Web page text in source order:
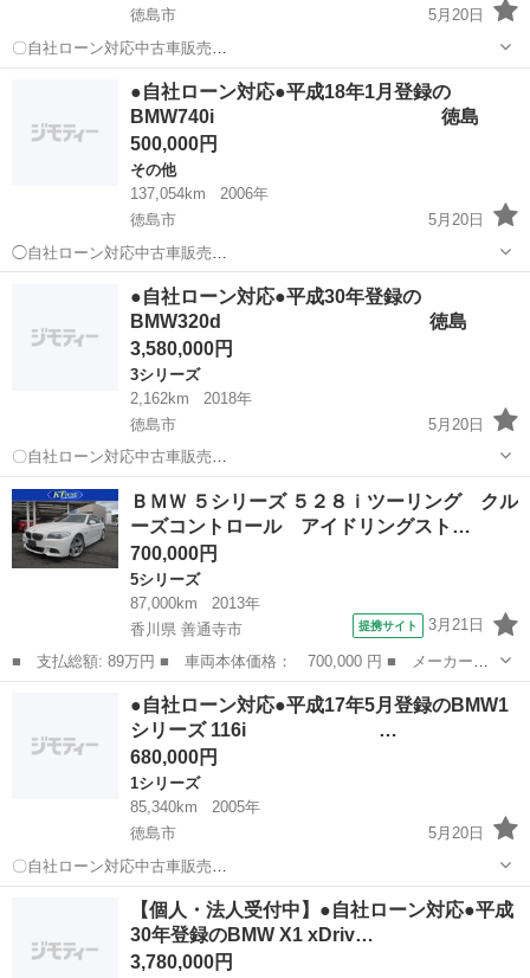
徳島市
5月20日
〇自社ローン対応中古車販売
〇 ☆どなたでもローン対応可
能☆ １、勤続年数の短い方や自営業の方 ２、パート
をされる主婦の方や派遣社員の方 ３、自己破産等をされた方...
3シリーズ 車両
●自社ローン対応●平成18年1月登録の
BMW740i 徳島
500,000円
その他
137,054km
2006年
徳島市
5月20日
◯自社ローン対応中古車販売
◯ ☆どなたでもローン対応
可能☆ １、勤続年数の短い方や自営業の方 ２、パー
トをされる主婦の方や派遣社員の方 ３、自己破産等をされた...
その他 車両
●自社ローン対応●平成30年登録の
BMW320d 徳島
3,580,000円
3シリーズ
2,162km
2018年
徳島市
5月20日
〇自社ローン対応中古車販売
〇 ☆どなたでもロー
ン対応可能☆ １、勤続年数の短い方や自営業の方
２、パートをされる主婦の方や派遣社員の方 ３、自己破産等を...
徳島 徳島市 車両
ＢＭＷ ５シリーズ ５２８ｉツーリング クル
ーズコントロール アイドリングスト…
700,000円
5シリーズ
87,000km
2013年
香川県 善通寺市
提携サイト 3月21日
■ 支払総額: 89万円 ■ 車両本体価格： 700,000 円 ■ メーカー
名： ＢＭＷ ■ 車種名： ５シリーズ ■ グレード名： ５２８ｉ
ツーリング クルーズコントロール アイドリングストップ パドル
シフト 純正ＨＤ...
善通寺市 5シリーズ
●自社ローン対応●平成17年5月登録のBMW1
シリーズ 116i …
680,000円
1シリーズ
85,340km
2005年
徳島市
5月20日
〇自社ローン対応中古車販売
〇 ☆どなたでもローン
対応可能☆ １、勤続年数の短い方や自営業の方 ２、
パートをされる主婦の方や派遣社員の方 ３、自己破産等をさ...
1シリーズ 車両
【個人・法人受付中】●自社ローン対応●平成
30年登録のBMW X1 xDriv…
3,780,000円